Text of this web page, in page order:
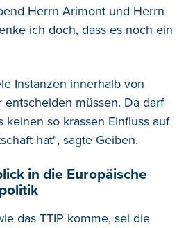
Herrn Arimont und Herrn
ich doch, dass es noch ein
Instanzen innerhalb von
entscheiden müssen. Da darf
keinen so krassen Einfluss auf
hat", sagte Geiben.
in die Europäische
das TTIP komme, sei die